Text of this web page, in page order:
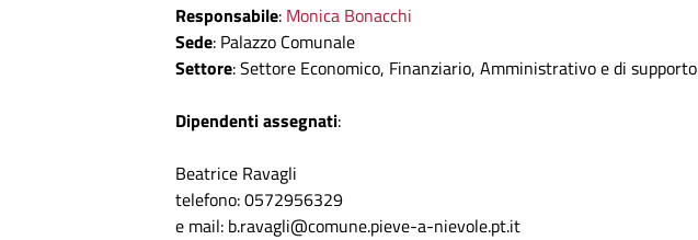
Responsabile: Monica Bonacchi
Sede: Palazzo Comunale
Settore: Settore Economico, Finanziario, Amministrativo e di supporto
Dipendenti assegnati:
Beatrice Ravagli
telefono: 0572956329
e mail: b.ravagli@comune.pieve-a-nievole.pt.it